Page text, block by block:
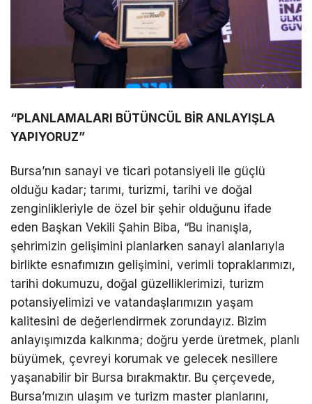
“PLANLAMALARI BÜTÜNCÜL BİR ANLAYIŞLA
YAPIYORUZ”
Bursa’nın sanayi ve ticari potansiyeli ile güçlü
olduğu kadar; tarımı, turizmi, tarihi ve doğal
zenginlikleriyle de özel bir şehir olduğunu ifade
eden Başkan Vekili Şahin Biba, “Bu inanışla,
şehrimizin gelişimini planlarken sanayi alanlarıyla
birlikte esnafımızın gelişimini, verimli topraklarımızı,
tarihi dokumuzu, doğal güzelliklerimizi, turizm
potansiyelimizi ve vatandaşlarımızın yaşam
kalitesini de değerlendirmek zorundayız. Bizim
anlayışımızda kalkınma; doğru yerde üretmek, planlı
büyümek, çevreyi korumak ve gelecek nesillere
yaşanabilir bir Bursa bırakmaktır. Bu çerçevede,
Bursa’mızın ulaşım ve turizm master planlarını,